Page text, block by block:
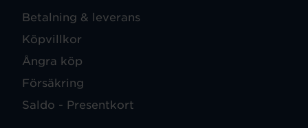
Betalning & leverans
Köpvillkor
Ångra köp
Försäkring
Saldo - Presentkort